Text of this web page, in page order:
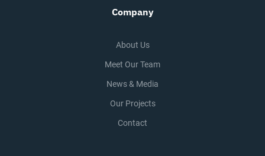
Company
About Us
Meet Our Team
News & Media
Our Projects
Contact